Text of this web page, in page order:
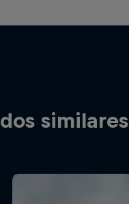
similares